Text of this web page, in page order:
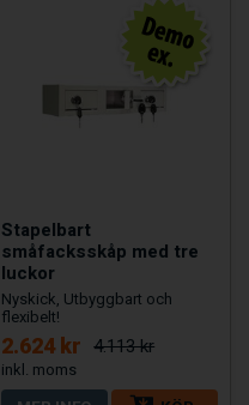
Stapelbart
småfacksskåp med tre
luckor
Nyskick, Utbyggbart och
flexibelt!
2.624 kr 4.113 kr